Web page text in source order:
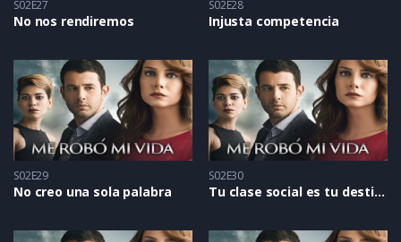
S02E27
No nos rendiremos
S02E28
Injusta competencia
S02E29
No creo una sola palabra
S02E30
Tu clase social es tu destino